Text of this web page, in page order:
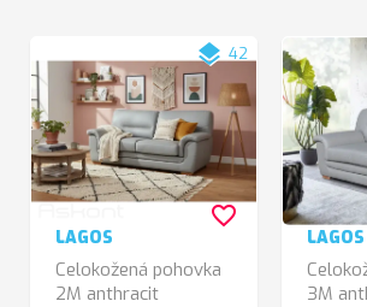
layers 42
LAGOS
Celokožená pohovka
2M anthracit
favorite_border
LAGOS
3M